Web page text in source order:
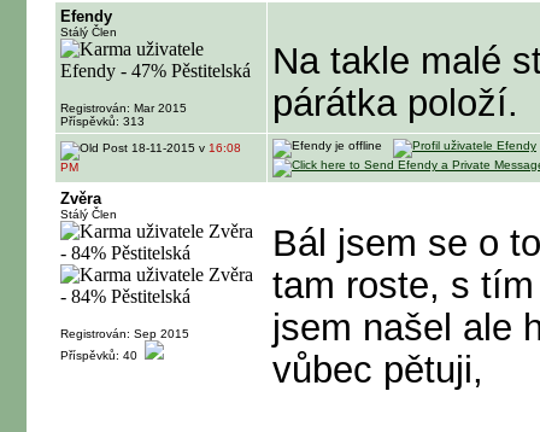
Efendy
Stálý Člen
Registrován: Mar 2015
Příspěvků: 313
Na takle malé
párátka položí.
18-11-2015 v 16:08
PM
Zvěra
Stálý Člen
Registrován: Sep 2015
Příspěvků: 40
Bál jsem se o
tam roste, s
jsem našel ale
vůbec pětuji,